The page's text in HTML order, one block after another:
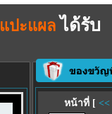
แปะแผล ได้รับ
หน้าที่ [ <<